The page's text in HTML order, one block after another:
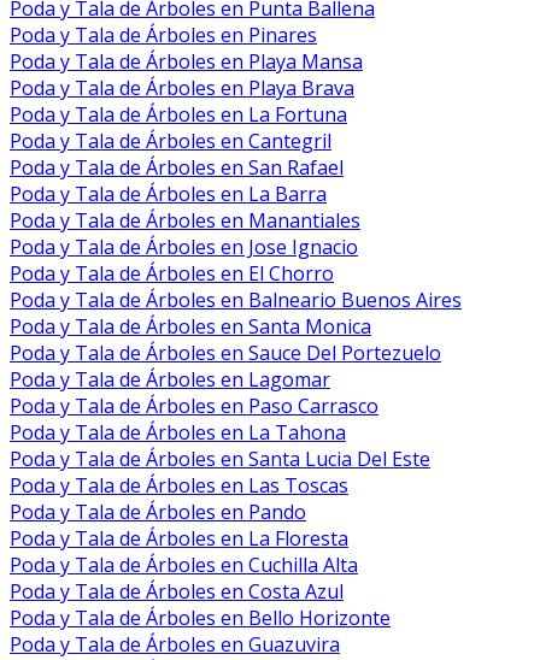
Poda y Tala de Árboles en Punta Ballena
Poda y Tala de Árboles en Pinares
Poda y Tala de Árboles en Playa Mansa
Poda y Tala de Árboles en Playa Brava
Poda y Tala de Árboles en La Fortuna
Poda y Tala de Árboles en Cantegril
Poda y Tala de Árboles en San Rafael
Poda y Tala de Árboles en La Barra
Poda y Tala de Árboles en Manantiales
Poda y Tala de Árboles en Jose Ignacio
Poda y Tala de Árboles en El Chorro
Poda y Tala de Árboles en Balneario Buenos Aires
Poda y Tala de Árboles en Santa Monica
Poda y Tala de Árboles en Sauce Del Portezuelo
Poda y Tala de Árboles en Lagomar
Poda y Tala de Árboles en Paso Carrasco
Poda y Tala de Árboles en La Tahona
Poda y Tala de Árboles en Santa Lucia Del Este
Poda y Tala de Árboles en Las Toscas
Poda y Tala de Árboles en Pando
Poda y Tala de Árboles en La Floresta
Poda y Tala de Árboles en Cuchilla Alta
Poda y Tala de Árboles en Costa Azul
Poda y Tala de Árboles en Bello Horizonte
Poda y Tala de Árboles en Guazuvira